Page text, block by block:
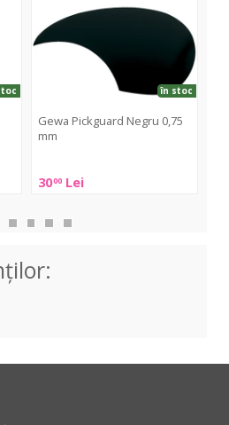
0,75
mm
Gewa Pickguard Negru 0,75
mm
3000 Lei
în stoc
Pickguard
0,75